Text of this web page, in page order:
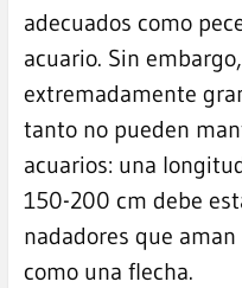
adecuados como
acuario. Sin
extremadamente
tanto no pueden
acuarios: una
150-200 cm debe
nadadores que
como una flecha.